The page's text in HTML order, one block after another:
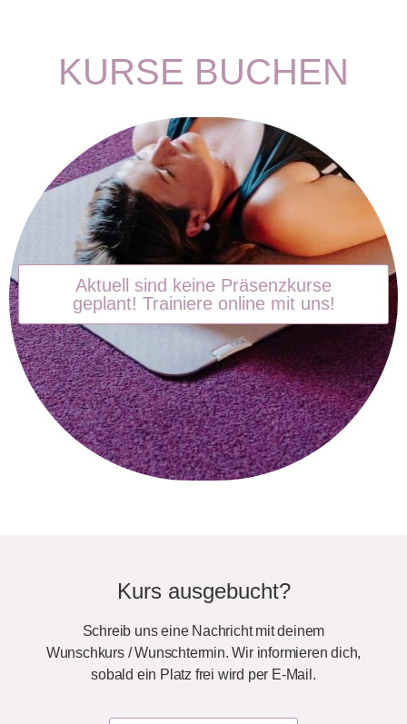
KURSE BUCHEN
Aktuell sind keine Präsenzkurse
geplant! Trainiere online mit uns!
Kurs ausgebucht?
Schreib uns eine Nachricht mit deinem
Wunschkurs / Wunschtermin. Wir informieren dich,
sobald ein Platz frei wird per E-Mail.